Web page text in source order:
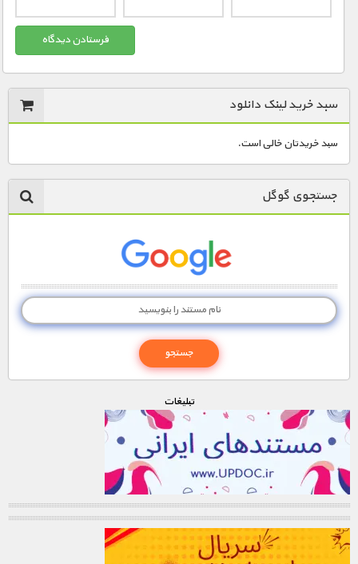
سبد خرید لینک دانلود
سبد خریدتان خالی است.
جستجوی گوگل
تبليغات